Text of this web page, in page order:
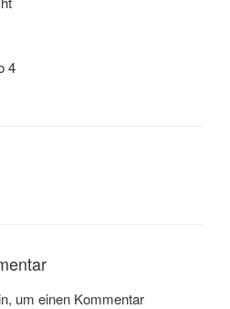
4
um einen Kommentar